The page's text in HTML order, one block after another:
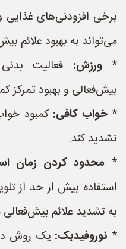
برخی افزودنی‌های
می‌تواند به بهبود علائم
*ورزش: فعالیت
بیش‌فعالی و بهبود تمرکز
*خواب کافی: کمبود
تشدید کند.
* محدود کردن زمان
استفاده بیش از حد از
به تشدید علائم
* نوروفیدبک: یک روش